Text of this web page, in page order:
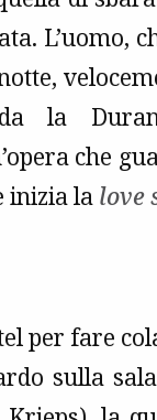
L’uomo,
la
che
inizia la love
per fare
sulla